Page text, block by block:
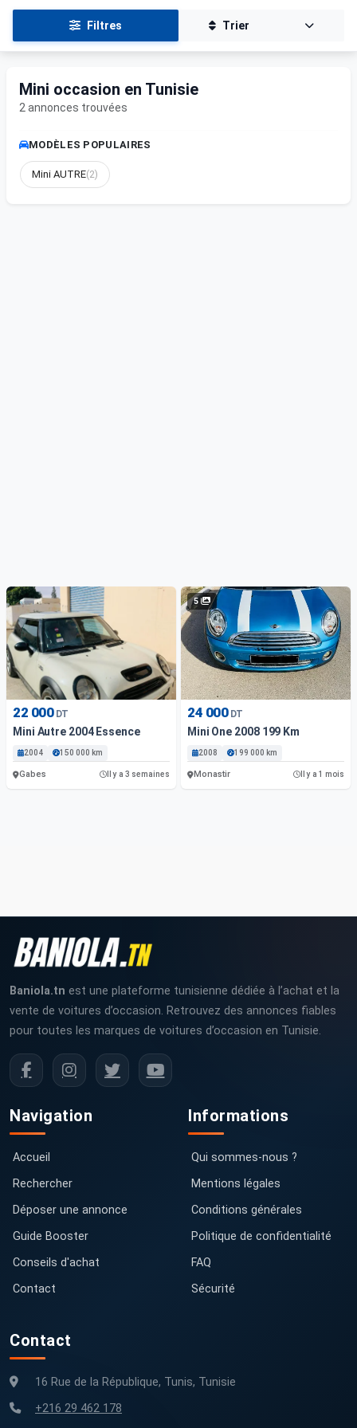
Filtres Trier
Mini occasion en Tunisie
2 annonces trouvées
MODÈLES POPULAIRES
Mini AUTRE(2)
22 000 DT
Mini Autre 2004 Essence
2004 150 000 km
Gabes Il y a 3 semaines
5
24 000 DT
Mini One 2008 199 Km
2008 199 000 km
Monastir Il y a 1 mois
Baniola.tn est une plateforme tunisienne dédiée à l’achat et la
vente de voitures d’occasion. Retrouvez des annonces fiables
pour toutes les marques de voitures d’occasion en Tunisie.
Navigation
Accueil
Rechercher
Déposer une annonce
Guide Booster
Conseils d'achat
Contact
Informations
Qui sommes-nous ?
Mentions légales
Conditions générales
Politique de confidentialité
FAQ
Sécurité
Contact
16 Rue de la République, Tunis, Tunisie
+216 29 462 178